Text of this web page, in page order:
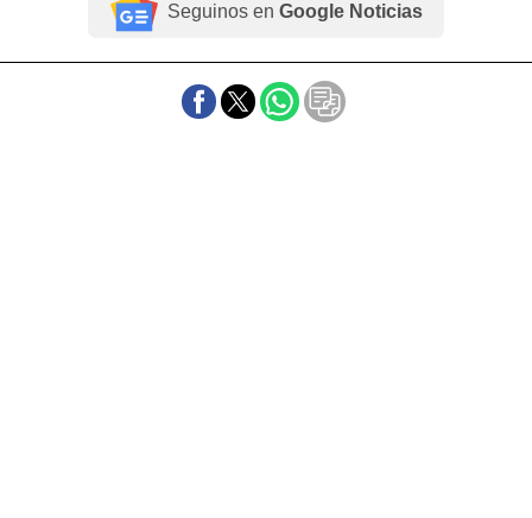
Seguinos en Google Noticias